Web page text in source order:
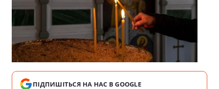
ПІДПИШІТЬСЯ НА НАС В GOOGLE